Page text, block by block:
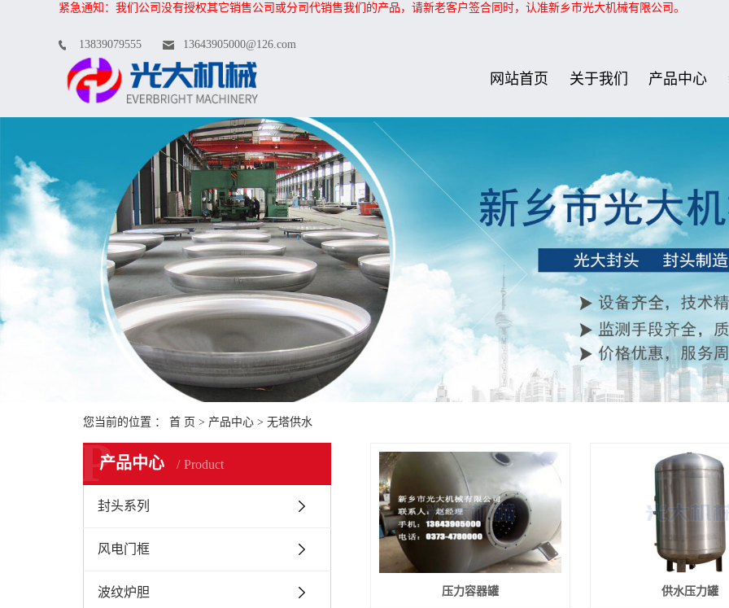
紧急通知：我们公司没有授权其它销售公司或分司代销售我们的产品，请新老客户签合同时，认准新乡市光大机械有限公司。
13839079555 13643905000@126.com
网站首页 关于我们 产品中心
您当前的位置 ： 首 页 > 产品中心 > 无塔供水
产品中心 Product
P
封头系列
风电门框
波纹炉胆 压力容器罐 供水压力罐